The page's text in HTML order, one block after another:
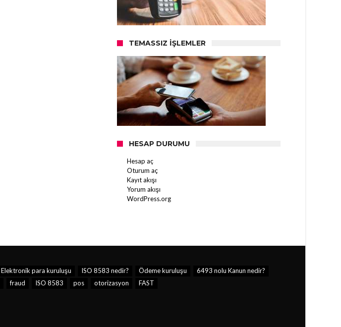
TEMASSIZ İŞLEMLER
HESAP DURUMU
Hesap aç
Oturum aç
Kayıt akışı
Yorum akışı
WordPress.org
Elektronik para kuruluşu ISO 8583 nedir? Ödeme kuruluşu
6493 nolu Kanun nedir?
fraud ISO 8583 pos otorizasyon FAST